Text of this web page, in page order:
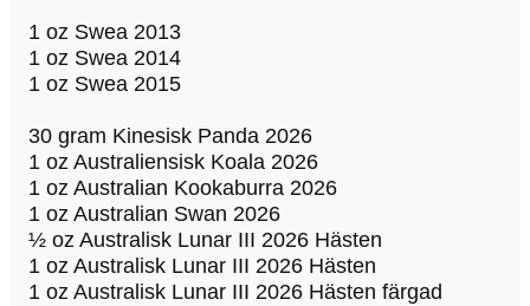
1 oz Swea 2013
1 oz Swea 2014
1 oz Swea 2015
30 gram Kinesisk Panda 2026
1 oz Australiensisk Koala 2026
1 oz Australian Kookaburra 2026
1 oz Australian Swan 2026
½ oz Australisk Lunar III 2026 Hästen
1 oz Australisk Lunar III 2026 Hästen
1 oz Australisk Lunar III 2026 Hästen färgad